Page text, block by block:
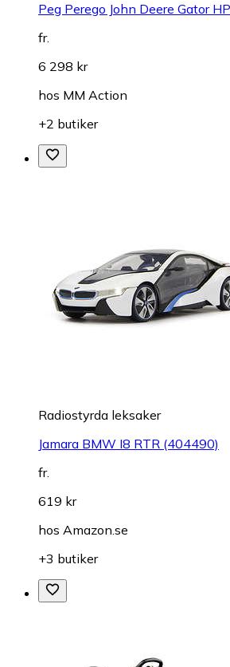
Peg Perego John Deere Gator
fr.
6 298 kr
hos MM Action
+2 butiker
Radiostyrda leksaker
Jamara BMW I8 RTR (404490)
fr.
619 kr
hos Amazon.se
+3 butiker